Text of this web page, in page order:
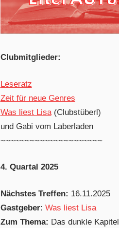
Clubmitglieder:
Leseratz
Zeit für neue Genres
Was liest Lisa(Clubstüberl)
und Gabi vom Laberladen
~~~~~~~~~~~~~~~~~~~~~
4. Quartal 2025
Nächstes Treffen: 16.11.2025
Gastgeber: Was liest Lisa
Zum Thema: Das dunkle Kapitel